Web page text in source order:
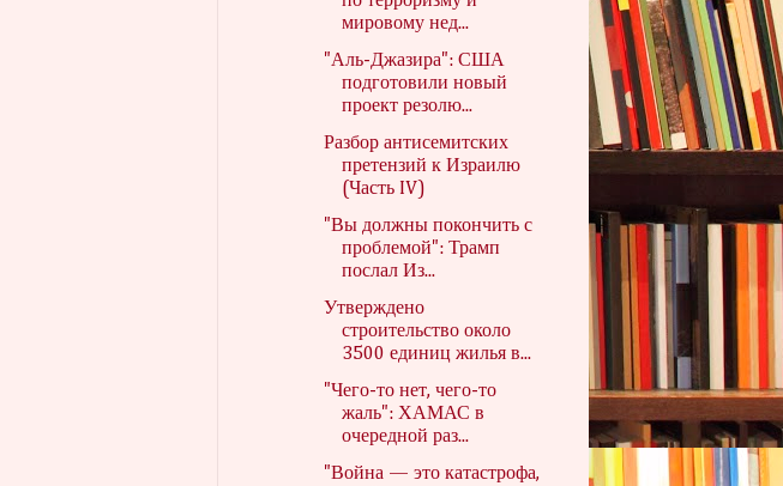
мировому нед...
"Аль-Джазира": США
подготовили новый
проект резолю...
Разбор антисемитских
претензий к Израилю
(Часть IV)
"Вы должны покончить с
проблемой": Трамп
послал Из...
Утверждено
строительство около
3500 единиц жилья в...
"Чего-то нет, чего-то
жаль": ХАМАС в
очередной раз...
"Война — это катастрофа,